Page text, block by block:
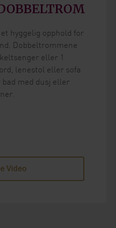
hyggelig opphold for
Dobbeltrommene
eller 1
lenestol eller sofa
bad med dusj eller
Video